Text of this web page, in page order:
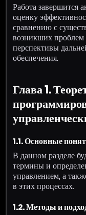
Работа завершится
оценку
сравнению с
возникших
перспективы
обеспечения.
Глава 1.
1.1. Основные
В данном разделе
термины и
управлением, а
в этих процессах.
1.2. Методы и